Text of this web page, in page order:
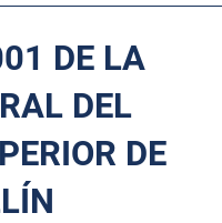
DE LA
DEL
DE